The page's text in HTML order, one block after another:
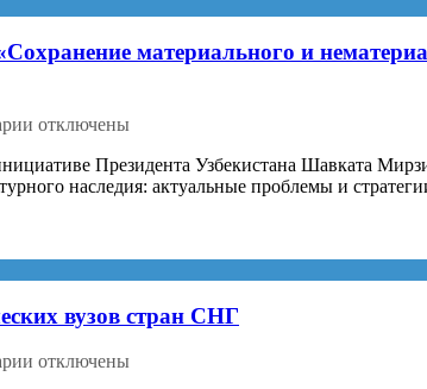
СНГ
Концепции
военного
сотрудничества
до
материального и
к
Международная
конференция
наследия:
проблемы
отключены
Президента Узбекистана Шавката
наследия: актуальные проблемы и
вузов стран СНГ
котключены